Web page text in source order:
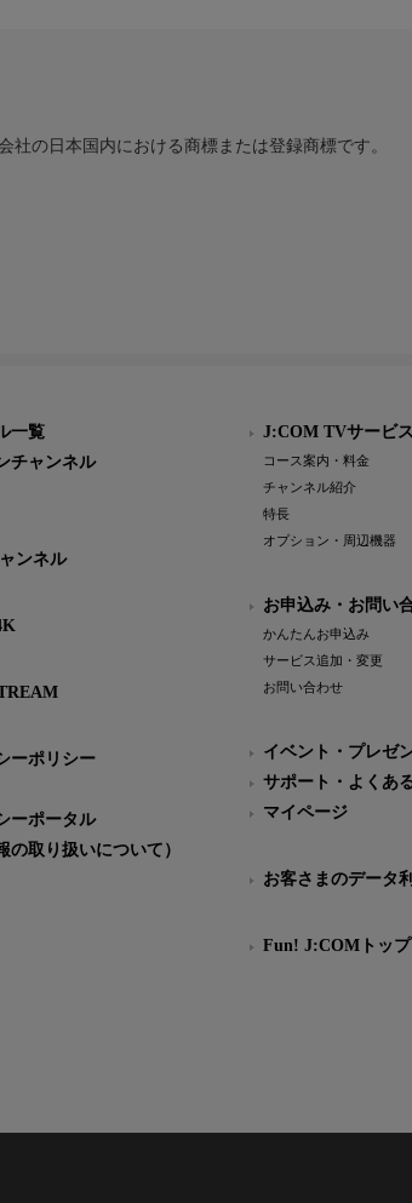
の日本国内における商標または登録商標です。
一覧
チャンネル
ンネル
ーポリシー
ーポータル
の取り扱いについて）
J:COM TVサービ
コース案内・料金
チャンネル紹介
特長
オプション・周辺機器
お申込み・お問い
かんたんお申込み
サービス追加・変更
お問い合わせ
イベント・プレゼ
サポート・よくあ
マイページ
お客さまのデータ
Fun! J:COMトップ